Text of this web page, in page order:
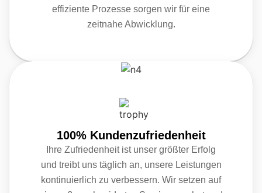
effiziente Prozesse sorgen wir für eine
zeitnahe Abwicklung.
100% Kundenzufriedenheit
Ihre Zufriedenheit ist unser größter Erfolg
und treibt uns täglich an, unsere Leistungen
kontinuierlich zu verbessern. Wir setzen auf